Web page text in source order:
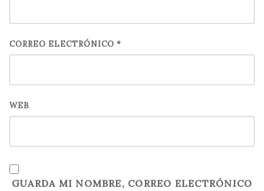
CORREO ELECTRÓNICO *
WEB
GUARDA MI NOMBRE, CORREO ELECTRÓNICO